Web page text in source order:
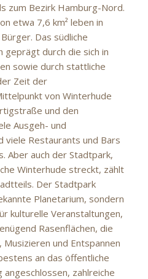
zum Bezirk Hamburg-Nord.
etwa 7,6 km² leben in
Das südliche
durch die sich in
sowie durch stattliche
Zeit der
von Winterhude
und den
Ausgeh- und
viele Restaurants und Bars
Aber auch der Stadtpark,
Winterhude streckt, zählt
Der Stadtpark
Planetarium, sondern
kulturelle Veranstaltungen,
Rasenflächen, die
und Entspannen
an das öffentliche
zahlreiche